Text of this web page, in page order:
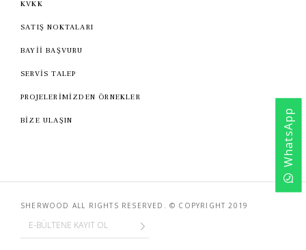
WhatsApp
KVKK
SATIŞ NOKTALARI
BAYİİ BAŞVURU
SERVİS TALEP
PROJELERİMİZDEN ÖRNEKLER
BİZE ULAŞIN
SHERWOOD ALL RIGHTS RESERVED. © COPYRIGHT 2019